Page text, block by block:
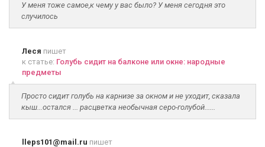
У меня тоже самое,к чему у вас было? У меня сегодня это
случилось
Леся пишет
к статье: Голубь сидит на балконе или окне: народные
предметы
Просто сидит голубь на карнизе за окном и не уходит, сказала
кыш...остался ... расцветка необычная серо-голубой......
lleps101@mail.ru пишет